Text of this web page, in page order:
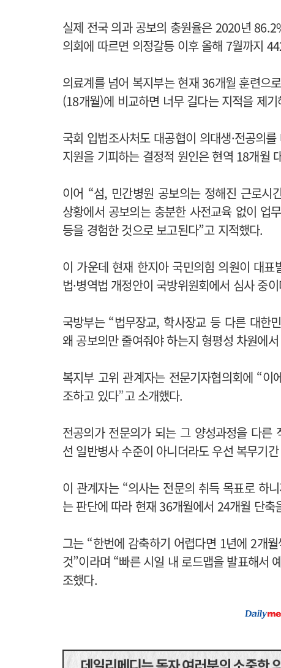
실제 전국 의과 공보의 충원율은 2020년
의회에 따르면 의정갈등 이후 올해 7월까지
의료계를 넘어 복지부는 현재 36개월 훈련으
(18개월)에 비교하면 너무 길다는 지적을 제기
국회 입법조사처도 대공협이 의대생·전공의
지원을 기피하는 결정적 원인은 현역 18개월
이어 “섬, 민간병원 공보의는 정해진 근로
상황에서 공보의는 충분한 사전교육 없이 업
등을 경험한 것으로 보고된다”고 지적했다.
이 가운데 현재 한지아 국민의힘 의원이 대
법·병역법 개정안이 국방위원회에서 심사 중
국방부는 “법무장교, 학사장교 등 다른 대한
왜 공보의만 줄여줘야 하는지 형평성 차원에
복지부 고위 관계자는 전문기자협의회에 “
조하고 있다”고 소개했다.
전공의가 전문의가 되는 그 양성과정을 다
선 일반병사 수준이 아니더라도 우선 복무기
이 관계자는 “의사는 전문의 취득 목표로 하
는 판단에 따라 현재 36개월에서 24개월 단축
그는 “한번에 감축하기 어렵다면 1년에 2개
것”이라며 “빠른 시일 내 로드맵을 발표해서
조했다.